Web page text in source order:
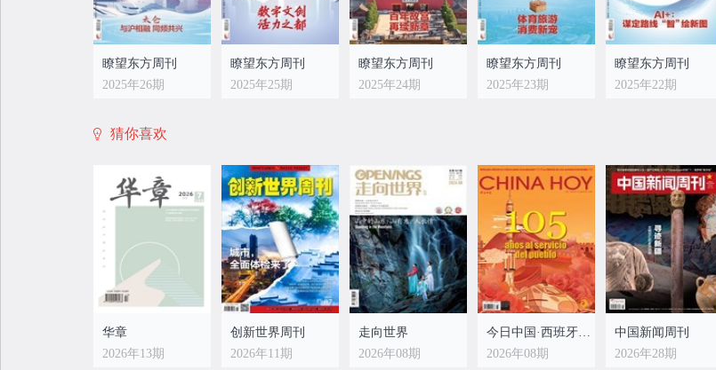
瞭望东方周刊
2025年26期
瞭望东方周刊
2025年25期
瞭望东方周刊
2025年24期
瞭望东方周刊
2025年23期
瞭望东方周刊
2025年22期
瞭望东方周刊
2025年18期
瞭望东方周刊
2025年17期
瞭望东方周刊
2025年16期
瞭望东方周刊
2025年15期
瞭望东方周刊
2025年14期
猜你喜欢
华章
2026年13期
创新世界周刊
2026年11期
走向世界
2026年08期
今日中国·西班牙文版
2026年08期
中国新闻周刊
2026年28期